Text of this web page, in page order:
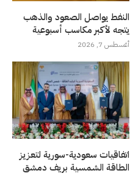
النفط يواصل الصعود والذهب
يتجه لأكبر مكاسب أسبوعية
أغسطس 7, 2026
اتفاقيات سعودية-سورية لتعزيز
الطاقة الشمسية بريف دمشق